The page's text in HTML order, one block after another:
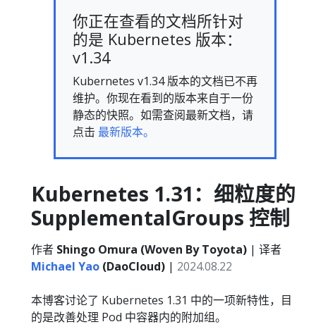
你正在查看的文档所针对
的是 Kubernetes 版本：
v1.34
Kubernetes v1.34 版本的文档已不再
维护。你现在看到的版本来自于一份
静态的快照。如需查阅最新文档，请
点击 最新版本。
Kubernetes 1.31：细粒度的
SupplementalGroups 控制
作者 Shingo Omura (Woven By Toyota) | 译者
Michael Yao (DaoCloud) | 2024.08.22
本博客讨论了 Kubernetes 1.31 中的一项新特性，目
的是改善处理 Pod 中容器内的附加组。